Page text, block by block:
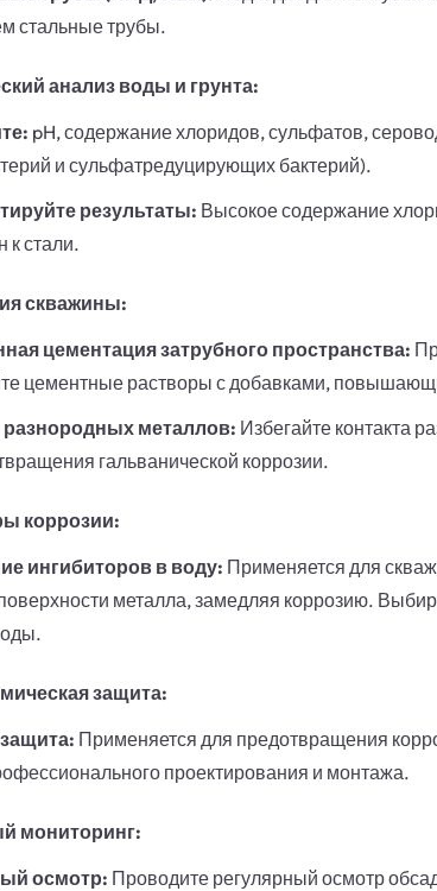
стальные трубы.
анализ воды и грунта:
pH, содержание хлоридов, сульфатов,
и сульфатредуцирующих бактерий).
результаты: Высокое содержание
к стали.
скважины:
цементация затрубного пространства:
цементные растворы с добавками,
металлов: Избегайте контакта
гальванической коррозии.
коррозии:
ингибиторов в воду: Применяется для
металла, замедляя коррозию.
защита:
Применяется для предотвращения
проектирования и монтажа.
мониторинг:
осмотр: Проводите регулярный осмотр